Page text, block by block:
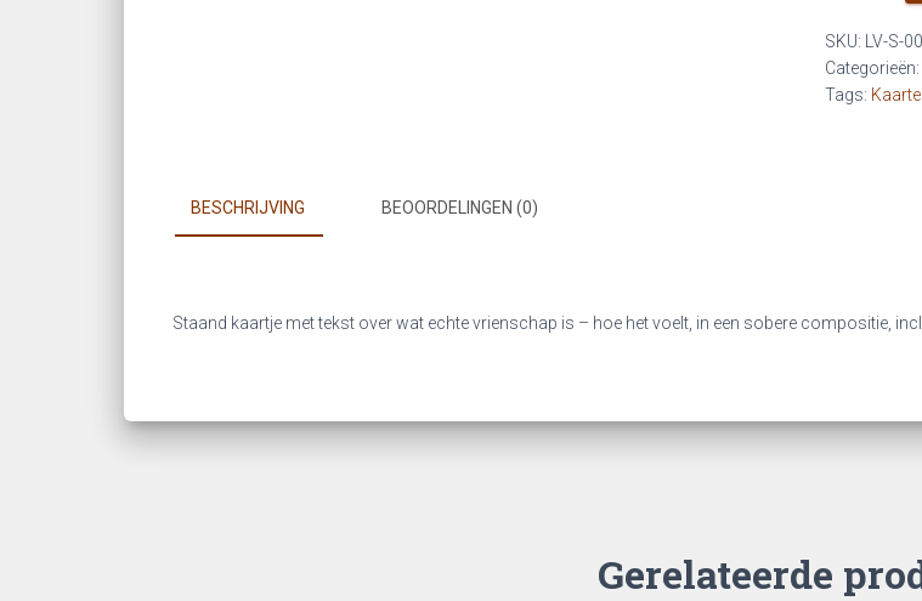
aantal
SKU:
LV-S-00
Categorieën:
Tags:
BESCHRIJVING BEOORDELINGEN (0)
Staand kaartje met tekst over wat echte vrienschap is – hoe het voelt, in een sobere compositie,
Gerelateerde